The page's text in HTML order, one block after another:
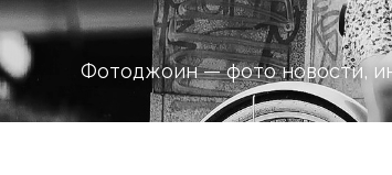
Фотоджоин — фото новости,